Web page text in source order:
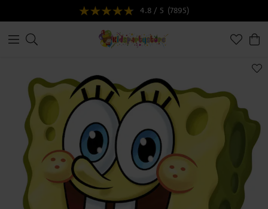
4.8 / 5 (7895)